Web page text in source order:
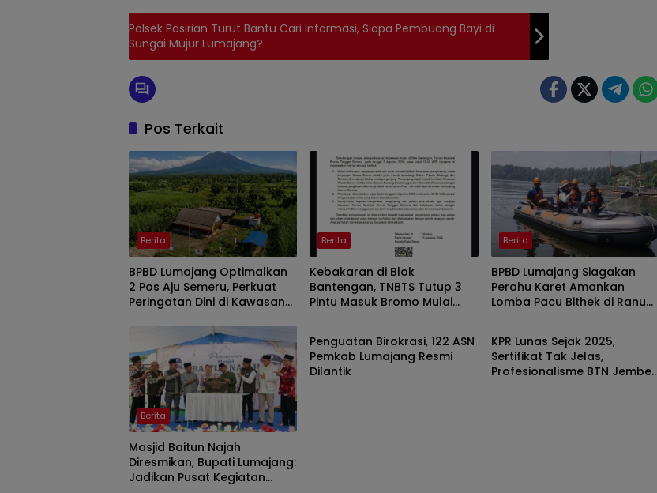
Polsek Pasirian Turut Bantu Cari Informasi, Siapa Pembuang Bayi di
Sungai Mujur Lumajang?
Pos Terkait
Berita
BPBD Lumajang Optimalkan
2 Pos Aju Semeru, Perkuat
Peringatan Dini di Kawasan
Berita
Kebakaran di Blok
Bantengan, TNBTS Tutup 3
Pintu Masuk Bromo Mulai
Berita
BPBD Lumajang Siagakan
Perahu Karet Amankan
Lomba Pacu Bithek di Ranu
Berita
Masjid Baitun Najah
Diresmikan, Bupati Lumajang:
Jadikan Pusat Kegiatan
Berita
Penguatan Birokrasi, 122 ASN
Pemkab Lumajang Resmi
Dilantik
Berita
KPR Lunas Sejak 2025,
Sertifikat Tak Jelas,
Profesionalisme BTN Jember
Berita